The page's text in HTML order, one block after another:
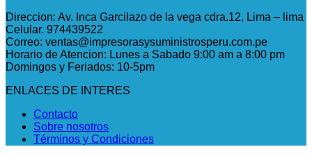
Direccion: Av. Inca Garcilazo de la vega cdra.12, Lima – lima
Celular. 974439522
Correo: ventas@impresorasysuministrosperu.com.pe
Horario de Atencion: Lunes a Sabado 9:00 am a 8:00 pm
Domingos y Feriados: 10-5pm
ENLACES DE INTERES
Contacto
Sobre nosotros
Términos y Condiciones